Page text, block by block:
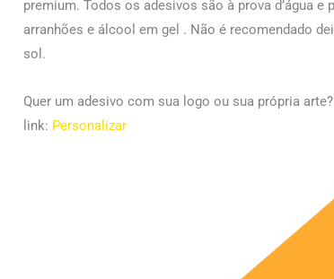
premium. Todos os adesivos são à prova d’água e
arranhões e álcool em gel . Não é recomendado
sol.
Quer um adesivo com sua logo ou sua própria
link: Personalizar